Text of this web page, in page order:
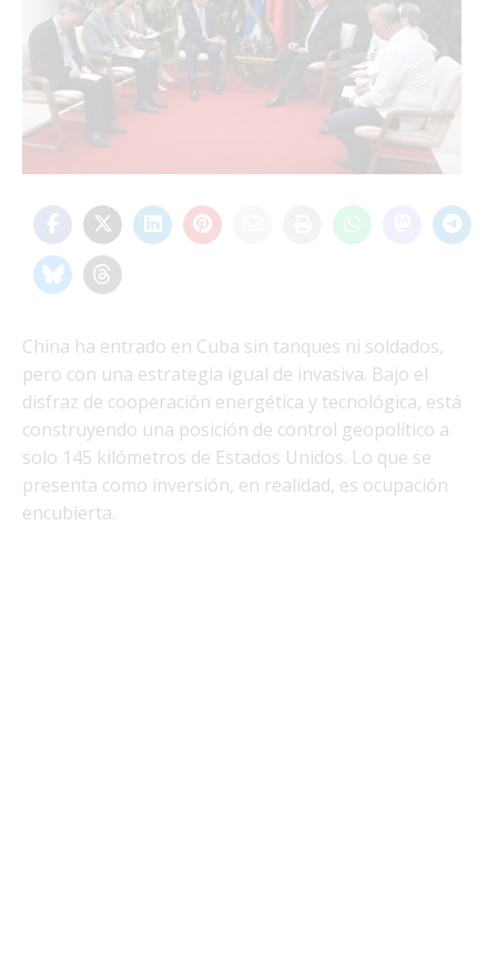
China ha entrado en Cuba sin tanques ni soldados,
pero con una estrategia igual de invasiva. Bajo el
disfraz de cooperación energética y tecnológica, está
construyendo una posición de control geopolítico a
solo 145 kilómetros de Estados Unidos. Lo que se
presenta como inversión, en realidad, es ocupación
encubierta.